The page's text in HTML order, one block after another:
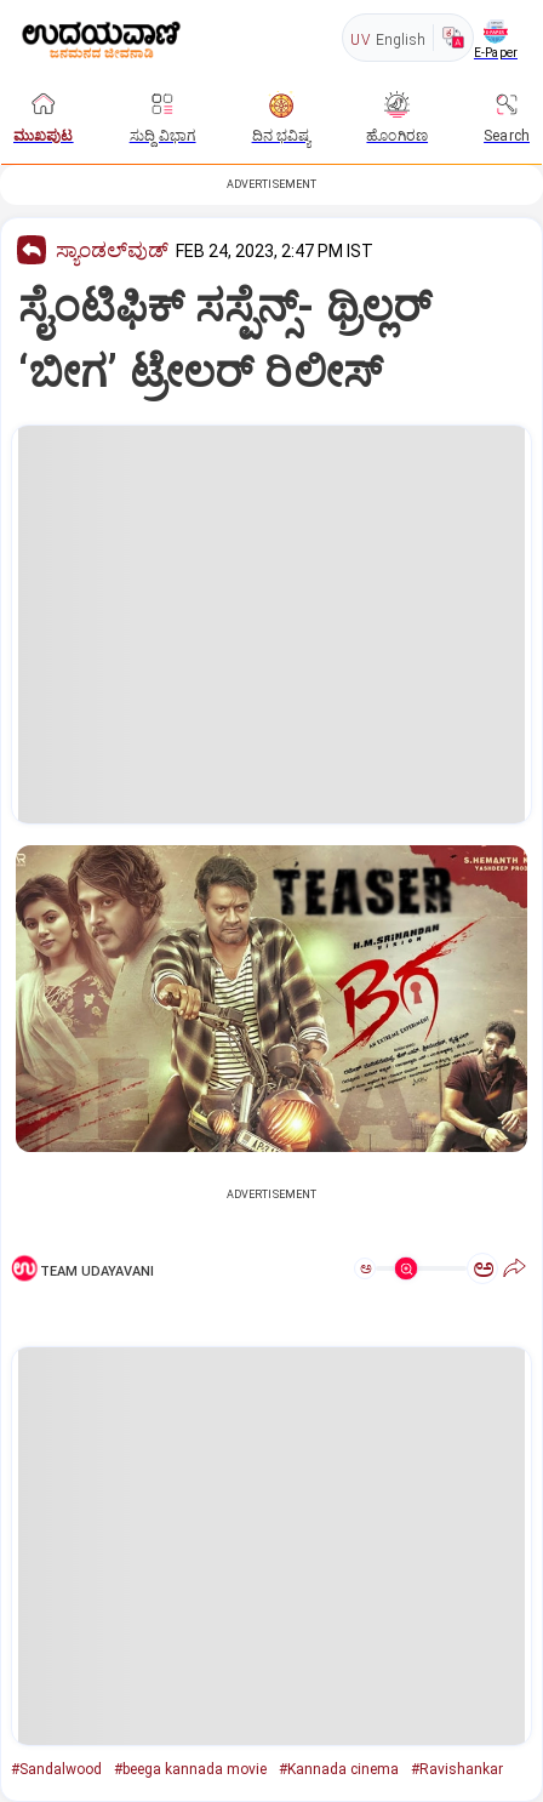
UV English
E-Paper
ಮುಖಪುಟ ಸುದ್ದಿ ವಿಭಾಗ ದಿನ ಭವಿಷ್ಯ ಹೊಂಗಿರಣ Search
ADVERTISEMENT
ಸ್ಯಾಂಡಲ್‌ವುಡ್‌ FEB 24, 2023, 2:47 PM IST
ಸೈಂಟಿಫಿಕ್ ಸಸ್ಪೆನ್ಸ್- ಥ್ರಿಲ್ಲರ್
‘ಬೀಗ’ ಟ್ರೇಲರ್ ರಿಲೀಸ್
ADVERTISEMENT
TEAM UDAYAVANI ಅ ಅ
#Sandalwood #beega kannada movie #Kannada cinema #Ravishankar